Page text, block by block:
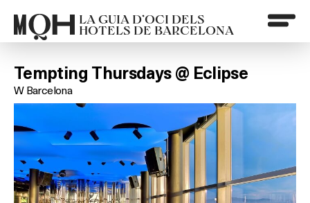
LA GUIA D’OCI DELS
HOTELS DE BARCELONA
Tempting Thursdays @ Eclipse
W Barcelona